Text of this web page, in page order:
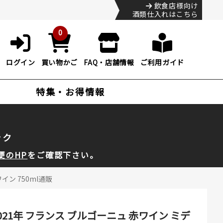
飲食店様向け
酒類仕入れはこちら
ログイン
0
買い物かご FAQ・店舗情報 ご利用ガイド
特集・お得情報
のHPをご確認下さい。
ン 750ml通販
年 フランス ブルゴーニュ 赤ワイン ミデ